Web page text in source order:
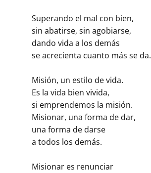
Superando el mal con bien,
sin abatirse, sin agobiarse,
dando vida a los demás
se acrecienta cuanto más se da.
Misión, un estilo de vida.
Es la vida bien vivida,
si emprendemos la misión.
Misionar, una forma de dar,
una forma de darse
a todos los demás.
Misionar es renunciar